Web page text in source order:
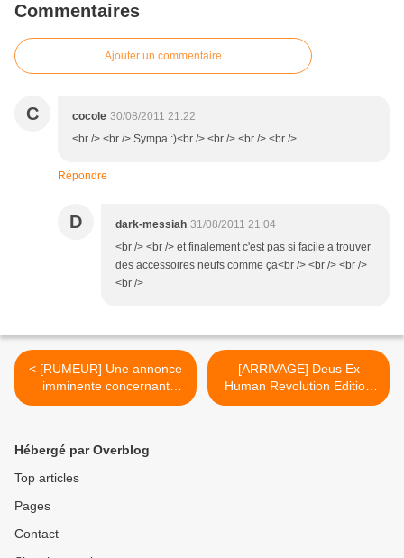
Commentaires
Ajouter un commentaire
C cocole 30/08/2011 21:22
<br /> <br /> Sympa :)<br /> <br /> <br /> <br />
Répondre
D dark-messiah 31/08/2011 21:04
<br /> <br /> et finalement c'est pas si facile a trouver
des accessoires neufs comme ça<br /> <br /> <br />
<br />
< [RUMEUR] Une annonce
imminente concernant
Bayonetta 2 ?
[ARRIVAGE] Deus Ex
Human Revolution Edition
Collector >
Hébergé par Overblog
Top articles
Pages
Contact